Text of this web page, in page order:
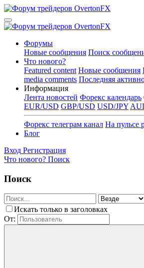
Форумы
Новые сообщения Поиск
Что нового?
Featured content Новые сообщения
media comments Последняя
Информация
Лента новостей Форекс календарь
EUR/USD GBP/USD USD/JPY
Форекс телеграм канал На пульсе
Блог
Вход Регистрация
Что нового? Поиск
Поиск
Искать только в заголовках
От: